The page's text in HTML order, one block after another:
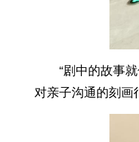
“剧中的故事
对亲子沟通的刻画